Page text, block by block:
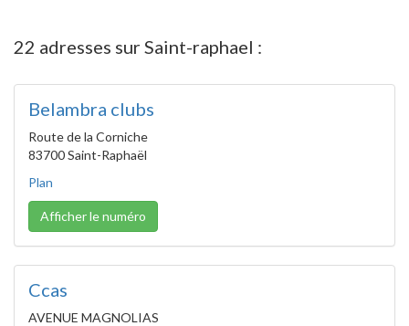
22 adresses sur Saint-raphael :
Belambra clubs
Route de la Corniche
83700 Saint-Raphaël
Plan
Afficher le numéro
Ccas
AVENUE MAGNOLIAS